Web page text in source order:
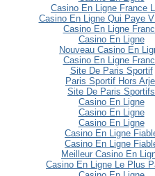
Casino En Ligne France
Casino En Ligne Qui Paye
Casino En Ligne
Casino En Ligne
Nouveau Casino En
Casino En Ligne
Site De Paris Sportif
Paris Sportif Hors Arjel
Site De Paris Sportifs
Casino En Ligne
Casino En Ligne
Casino En Ligne
Casino En Ligne
Casino En Ligne
Meilleur Casino En
Casino En Ligne Le Plus